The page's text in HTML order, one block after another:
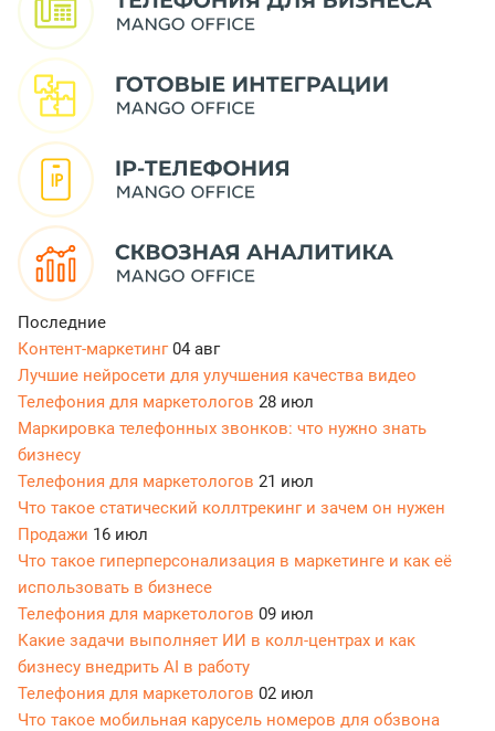
Последние
Контент-маркетинг04 авг
Лучшие нейросети для улучшения качества видео
Телефония для маркетологов 28 июл
Маркировка телефонных звонков: что нужно знать
бизнесу
Телефония для маркетологов 21 июл
Что такое статический коллтрекинг и зачем он нужен
Продажи 16 июл
Что такое гиперперсонализация в маркетинге и как её
использовать в бизнесе
Телефония для маркетологов 09 июл
Какие задачи выполняет ИИ в колл-центрах и как
бизнесу внедрить AI в работу
Телефония для маркетологов 02 июл
Что такое мобильная карусель номеров для обзвона